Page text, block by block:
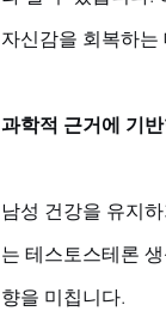
자신감을 회복하는
과학적 근거에 기
남성 건강을 유지
는 테스토스테론
향을 미칩니다.